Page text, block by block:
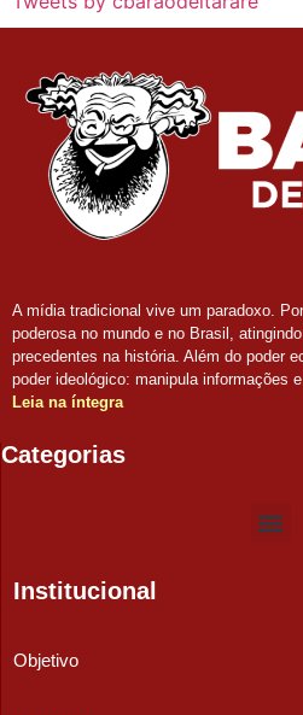
A mídia tradicional vive um paradoxo.
poderosa no mundo e no Brasil,
precedentes na história. Além do poder
poder ideológico: manipula informações
Leia na íntegra
Categorias
Institucional
Objetivo